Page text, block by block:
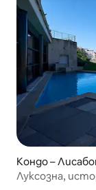
Кондо –
Луксозна,